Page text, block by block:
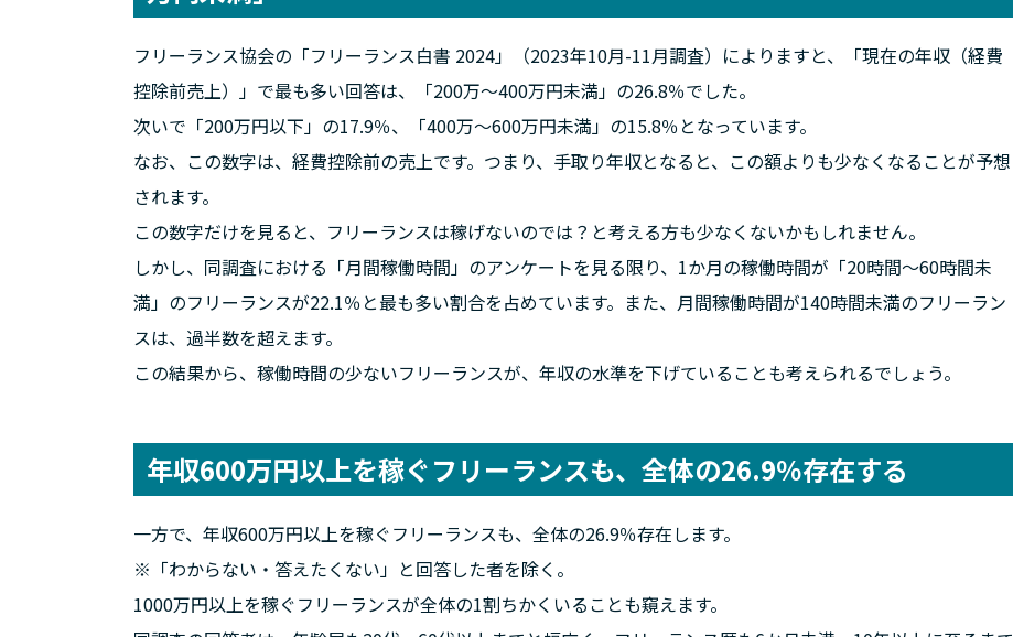
フリーランス協会の「フリーランス白書 2024」（2023年10月-11月調査）によりますと、「現在の年収（経費
控除前売上）」で最も多い回答は、「200万～400万円未満」の26.8％でした。
次いで「200万円以下」の17.9％、「400万～600万円未満」の15.8％となっています。
なお、この数字は、経費控除前の売上です。つまり、手取り年収となると、この額よりも少なくなることが予想
されます。
この数字だけを見ると、フリーランスは稼げないのでは？と考える方も少なくないかもしれません。
しかし、同調査における「月間稼働時間」のアンケートを見る限り、1か月の稼働時間が「20時間～60時間未
満」のフリーランスが22.1％と最も多い割合を占めています。また、月間稼働時間が140時間未満のフリーラン
スは、過半数を超えます。
この結果から、稼働時間の少ないフリーランスが、年収の水準を下げていることも考えられるでしょう。
年収600万円以上を稼ぐフリーランスも、全体の26.9％存在する
一方で、年収600万円以上を稼ぐフリーランスも、全体の26.9％存在します。
※「わからない・答えたくない」と回答した者を除く。
1000万円以上を稼ぐフリーランスが全体の1割ちかくいることも窺えます。